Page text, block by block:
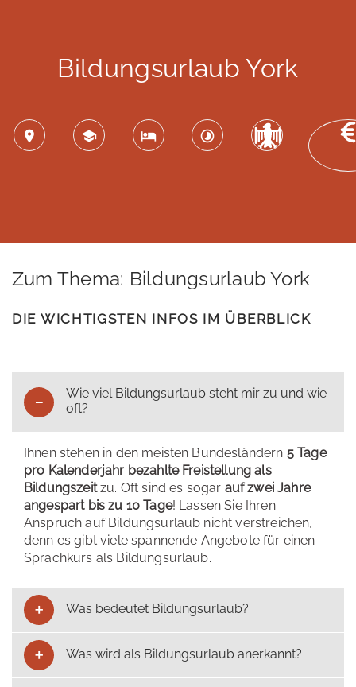
Bildungsurlaub York
Zum Thema: Bildungsurlaub York
DIE WICHTIGSTEN INFOS IM ÜBERBLICK
Wie viel Bildungsurlaub steht mir zu und wie
oft?
Ihnen stehen in den meisten Bundesländern 5 Tage
pro Kalenderjahr bezahlte Freistellung als
Bildungszeitzu. Oft sind es sogar auf zwei Jahre
angespart bis zu 10 Tage! Lassen Sie Ihren
Anspruch auf Bildungsurlaub nicht verstreichen,
denn es gibt viele spannende Angebote für einen
Sprachkurs als Bildungsurlaub.
Was bedeutet Bildungsurlaub?
Was wird als Bildungsurlaub anerkannt?